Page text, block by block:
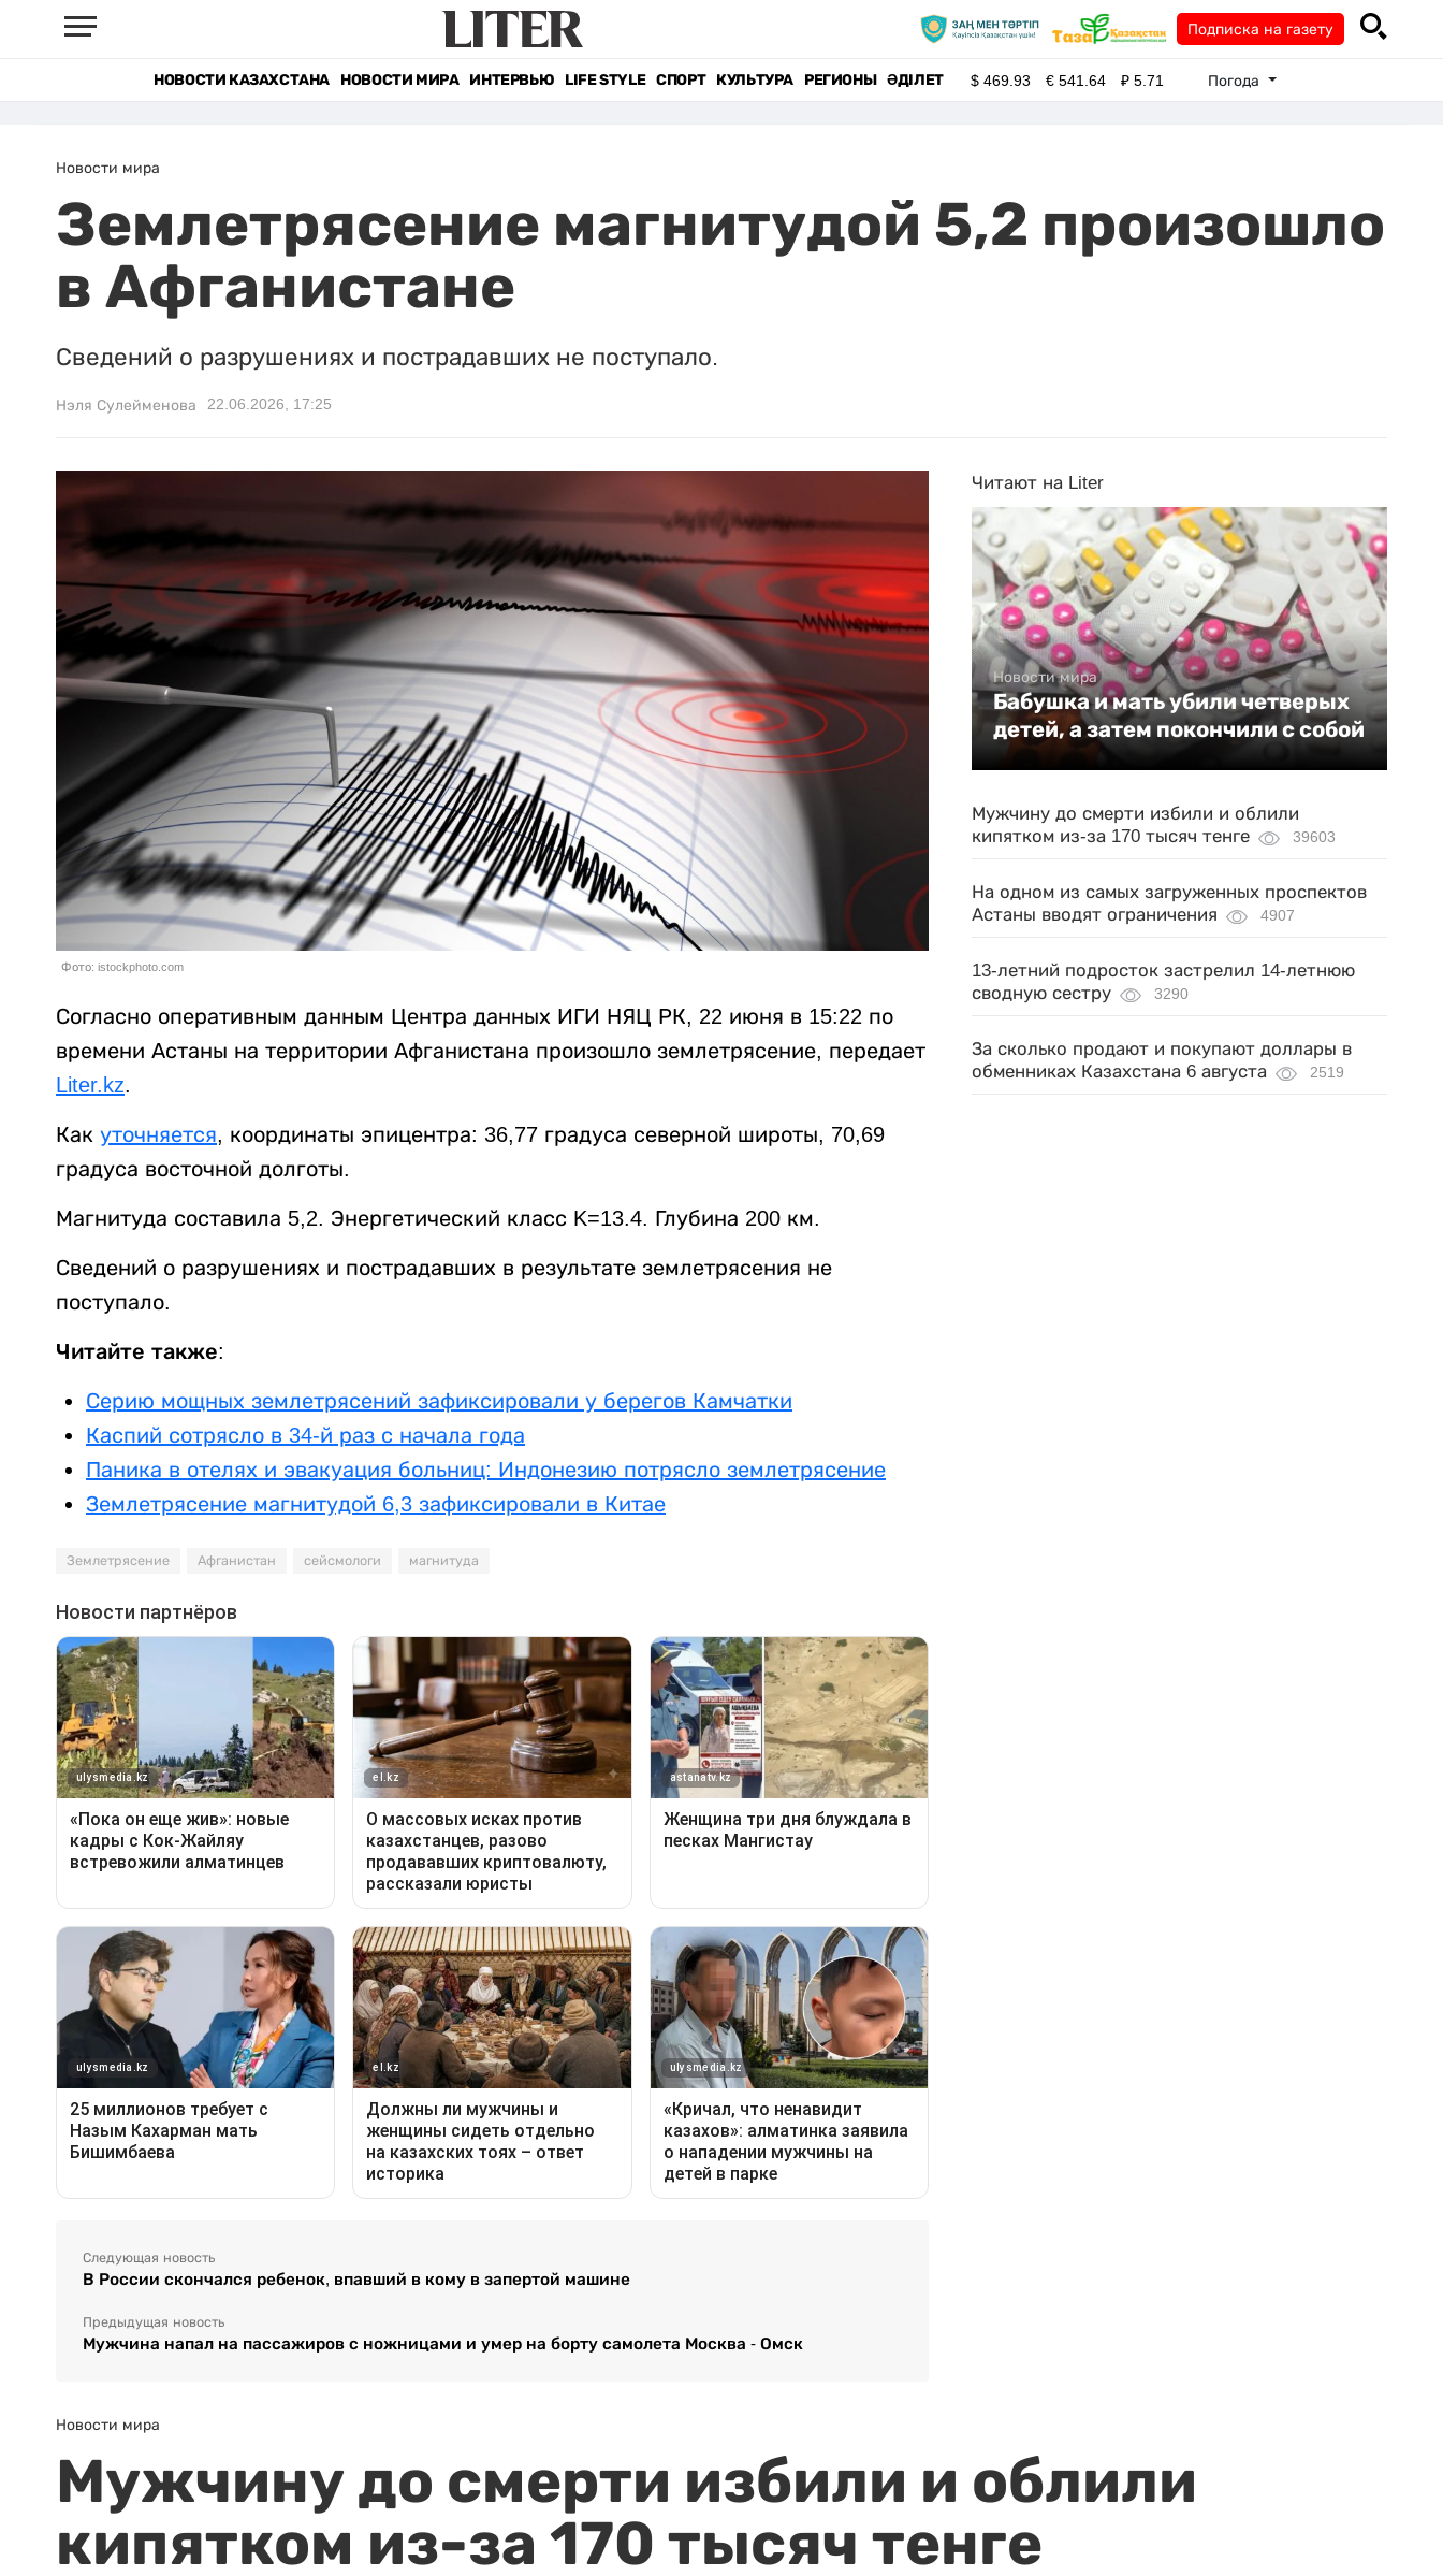
Подписка на газету
НОВОСТИ КАЗАХСТАНА НОВОСТИ МИРА ИНТЕРВЬЮ LIFE STYLE СПОРТ КУЛЬТУРА РЕГИОНЫ ӘДІЛЕТ $469.93 €541.64 ₽5.71 Погода
Новости мира
Землетрясение магнитудой 5,2 произошло
в Афганистане
Сведений о разрушениях и пострадавших не поступало.
Нэля Сулейменова 22.06.2026, 17:25
Фото: istockphoto.com
Согласно оперативным данным Центра данных ИГИ НЯЦ РК, 22 июня в 15:22 по
времени Астаны на территории Афганистана произошло землетрясение, передает
Liter.kz.
Как уточняется, координаты эпицентра: 36,77 градуса северной широты, 70,69
градуса восточной долготы.
Магнитуда составила 5,2. Энергетический класс K=13.4. Глубина 200 км.
Сведений о разрушениях и пострадавших в результате землетрясения не
поступало.
Читайте также:
Серию мощных землетрясений зафиксировали у берегов Камчатки
Каспий сотрясло в 34-й раз с начала года
Паника в отелях и эвакуация больниц: Индонезию потрясло землетрясение
Землетрясение магнитудой 6,3 зафиксировали в Китае
Землетрясение Афганистан сейсмологи магнитуда
Следующая новость
В России скончался ребенок, впавший в кому в запертой машине
Предыдущая новость
Мужчина напал на пассажиров с ножницами и умер на борту самолета Москва - Омск
Читают на Liter
Новости мира
Бабушка и мать убили четверых
детей, а затем покончили с собой
Мужчину до смерти избили и облили
кипятком из-за 170 тысяч тенге
39603
На одном из самых загруженных проспектов
Астаны вводят ограничения
4907
13-летний подросток застрелил 14-летнюю
сводную сестру
3290
За сколько продают и покупают доллары в
обменниках Казахстана 6 августа
2519
Новости мира
Мужчину до смерти избили и облили
кипятком из-за 170 тысяч тенге